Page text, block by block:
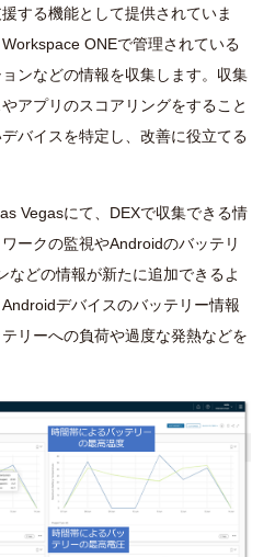
する機能として提供されていま
Workspace ONEで管理されている
ンなどの情報を収集します。収集
アプリのスコアリングをすること
バイスを特定し、改善に役立てる
Vegasにて、 DEXで収集できる情
ークの監視やAndroidのバッテリ
などの情報が新たに追加できるよ
Androidデバイスのバッテリー情報
リーへの負荷や過度な発熱などを